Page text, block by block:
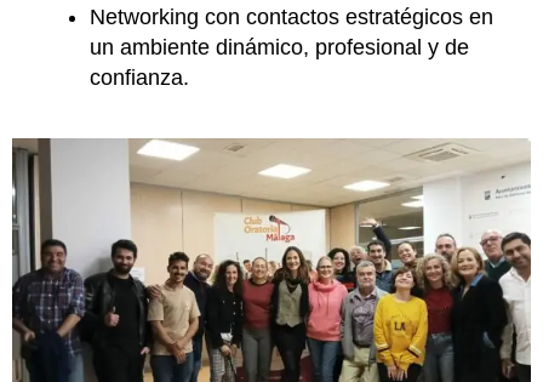
Networking con contactos estratégicos en
un ambiente dinámico, profesional y de
confianza.